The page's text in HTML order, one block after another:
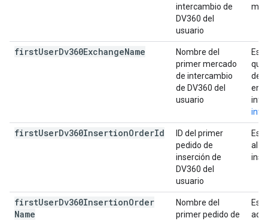
intercambio de
DV360 del
usuario
firstUserDv360ExchangeName
Nombre del
primer mercado
de intercambio
de DV360 del
usuario
Es
que
de
en
firstUserDv360InsertionOrderId
ID del primer
pedido de
inserción de
DV360 del
usuario
Es
al
firstUserDv360InsertionOrder
Name
Nombre del
primer pedido de
Es